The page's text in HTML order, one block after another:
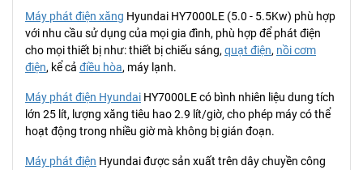
Máy phát điện xăng Hyundai HY7000LE (5.0 - 5.5Kw) phù hợp
với nhu cầu sử dụng của mọi gia đình, phù hợp để phát điện
cho mọi thiết bị như: thiết bị chiếu sáng, quạt điện, nồi cơm
điện, kể cả điều hòa, máy lạnh.
Máy phát điện Hyundai HY7000LE có bình nhiên liệu dung tích
lớn 25 lít, lượng xăng tiêu hao 2.9 lít/giờ, cho phép máy có thể
hoạt động trong nhiều giờ mà không bị gián đoạn.
Máy phát điện Hyundai được sản xuất trên dây chuyền công